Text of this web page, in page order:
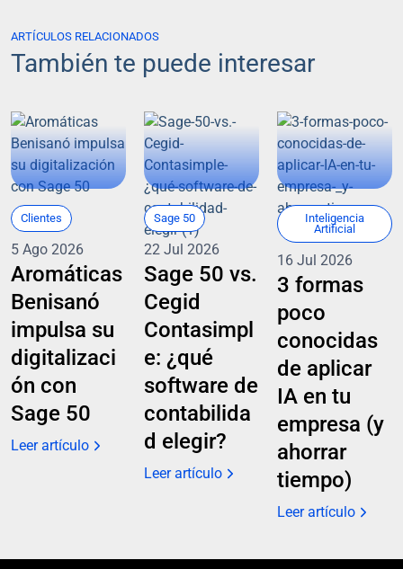
ARTÍCULOS RELACIONADOS
También te puede interesar
Clientes
5 Ago 2026
Aromáticas
Benisanó
impulsa su
digitalizaci
ón con
Sage 50
Leer artículo
Sage 50
22 Jul 2026
Sage 50 vs.
Cegid
Contasimpl
e: ¿qué
software de
contabilida
d elegir?
Leer artículo
Inteligencia
Artificial
16 Jul 2026
3 formas
poco
conocidas
de aplicar
IA en tu
empresa (y
ahorrar
tiempo)
Leer artículo